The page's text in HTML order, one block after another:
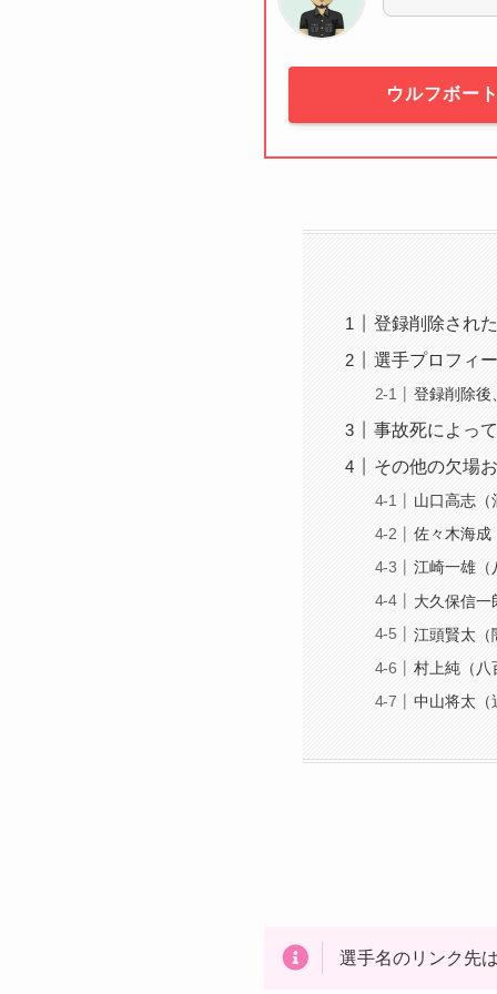
ウルフボー
登録削除され
選手プロフィ
登録削除後
事故死によっ
その他の欠場
山口高志（
佐々木海成
江崎一雄（
大久保信一
江頭賢太（
村上純（八
中山将太（
選手名のリンク先